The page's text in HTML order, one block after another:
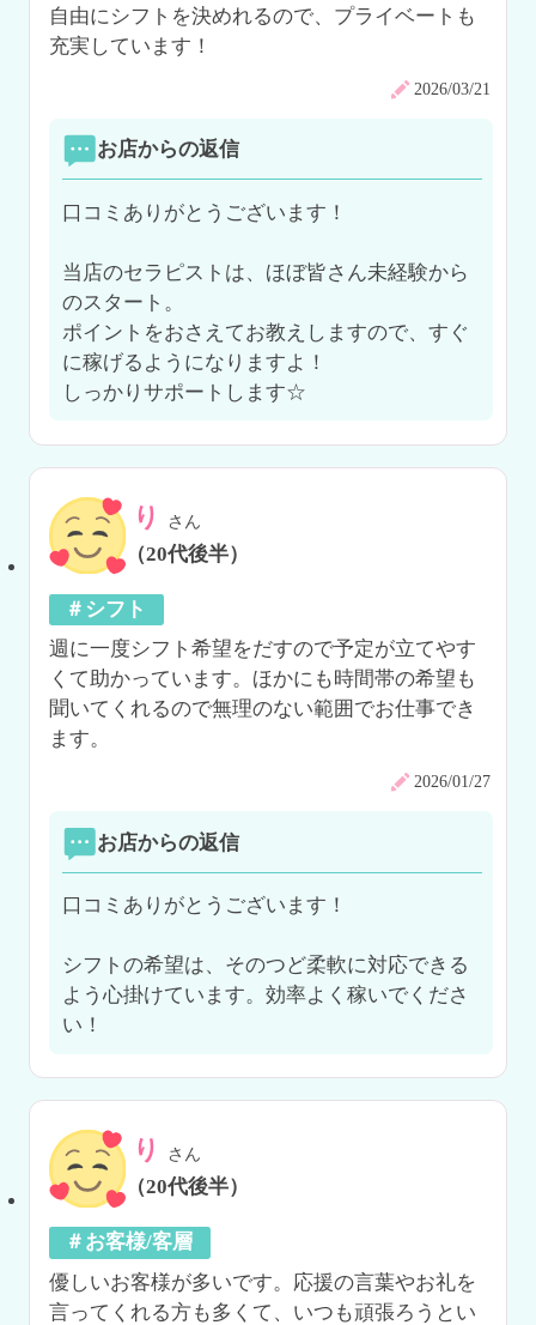
自由にシフトを決めれるので、プライベートも
充実しています！
2026/03/21
お店からの返信
口コミありがとうございます！
当店のセラピストは、ほぼ皆さん未経験から
のスタート。
ポイントをおさえてお教えしますので、すぐ
に稼げるようになりますよ！
しっかりサポートします☆
り さん
（20代後半）
＃シフト
週に一度シフト希望をだすので予定が立てやす
くて助かっています。ほかにも時間帯の希望も
聞いてくれるので無理のない範囲でお仕事でき
ます。
2026/01/27
お店からの返信
口コミありがとうございます！
シフトの希望は、そのつど柔軟に対応できる
よう心掛けています。効率よく稼いでくださ
い！
り さん
（20代後半）
＃お客様/客層
優しいお客様が多いです。応援の言葉やお礼を
言ってくれる方も多くて、いつも頑張ろうとい